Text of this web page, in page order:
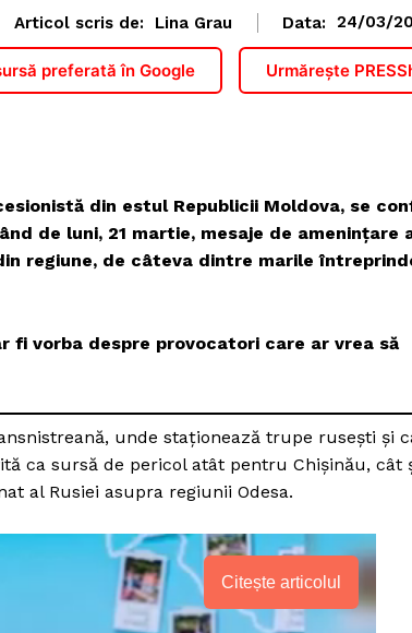
Articol scris de: Lina Grau Data: 24/03/
preferată în Google Urmărește
din estul Republicii Moldova, se
de luni, 21 martie, mesaje de amenințare
regiune, de câteva dintre marile
fi vorba despre provocatori care ar vrea să
unde staționează trupe rusești și
ca sursă de pericol atât pentru Chişinău, cât
al Rusiei asupra regiunii Odesa.
Citește articolul